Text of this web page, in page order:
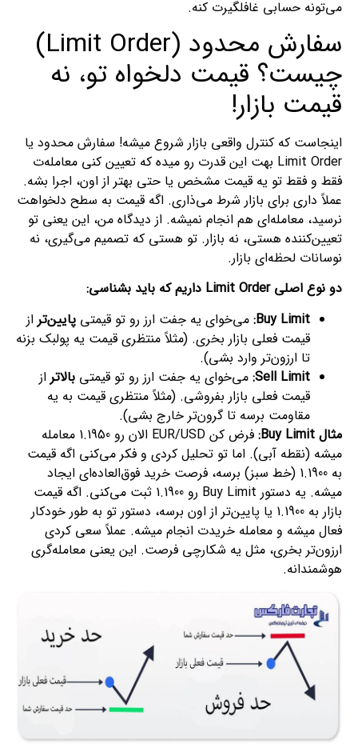
می‌تونه حسابی غافلگیرت کنه.
سفارش محدود (Limit Order)
چیست؟ قیمت دلخواه تو، نه
قیمت بازار!
اینجاست که کنترل واقعی بازار شروع میشه! سفارش محدود یا
Limit Order بهت این قدرت رو میده که تعیین کنی معامله‌ت
فقط و فقط تو یه قیمت مشخص یا حتی بهتر از اون، اجرا بشه.
عملاً داری برای بازار شرط می‌ذاری. اگه قیمت به سطح دلخواهت
نرسید، معامله‌ای هم انجام نمیشه. از دیدگاه من، این یعنی تو
تعیین‌کننده هستی، نه بازار. تو هستی که تصمیم می‌گیری، نه
نوسانات لحظه‌ای بازار.
دو نوع اصلی Limit Order داریم که باید بشناسی:
Buy Limit: می‌خوای یه جفت ارز رو تو قیمتی پایین‌تر از
قیمت فعلی بازار بخری. (مثلاً منتظری قیمت یه پولبک بزنه
تا ارزون‌تر وارد بشی).
Sell Limit: می‌خوای یه جفت ارز رو تو قیمتی بالاتر از
قیمت فعلی بازار بفروشی. (مثلاً منتظری قیمت به یه
مقاومت برسه تا گرون‌تر خارج بشی).
مثال Buy Limit:
فرض کن EUR/USD الان رو 1.1950 معامله
میشه (نقطه آبی). اما تو تحلیل کردی و فکر می‌کنی اگه قیمت
به 1.1900 (خط سبز) برسه، فرصت خرید فوق‌العاده‌ای ایجاد
میشه. یه دستور Buy Limit رو 1.1900 ثبت می‌کنی. اگه قیمت
بازار به 1.1900 یا پایین‌تر از اون برسه، دستور تو به طور خودکار
فعال میشه و معامله خریدت انجام میشه. عملاً سعی کردی
ارزون‌تر بخری، مثل یه شکارچی فرصت. این یعنی معامله‌گری
هوشمندانه.